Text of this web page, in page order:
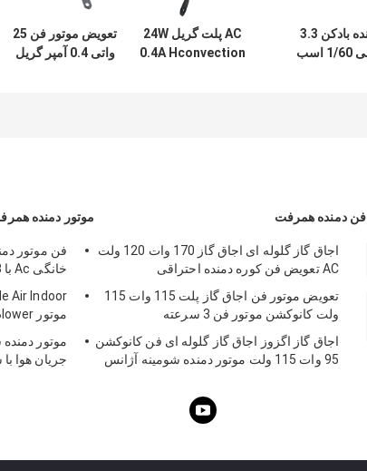
دمنده بادکن 3.3
اینچی 1/60 اسب
AC پلت گریل 24W
0.4A Hconvection
تعویض موتور فن 25
واتی 0.4 آمپر گریل
موتور دمنده
خانگی Ac با 3 سرعت
موتور 4x4 Squirrel Cage Blower
جریان هوا
فن دمنده همرفت
اجاق گاز گلوله ای اجاق گاز 170 وات 120 ولت
AC تعویض فن کوره دمنده احتراقی
تعویض موتور فن اجاق گاز پلت 115 وات 115
ولت کانوکشن موتور فن 3 سرعته
اجاق گاز اگزوز اجاق گاز گلوله ای فن کانوکشن
95 وات 115 ولت موتور دمنده شومینه آژانس